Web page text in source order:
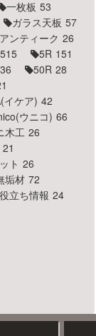
一枚板 53
ガラス天板 57
アンティーク 26
515 5R 151
36 50R 28
イケア) 42
ウニコ) 66
木工 26
21
ト 26
垢材 72
立ち情報 24